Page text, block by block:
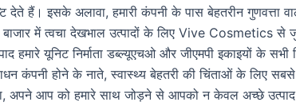
हैं। इसके अलावा, हमारी कंपनी के पास बेहतरीन गुणवत्ता
में त्वचा देखभाल उत्पादों के लिए Vive Cosmetics से
यूनिट निर्माता डब्ल्यूएचओ और जीएमपी इकाइयों के सभी
कंपनी होने के नाते, स्वास्थ्य बेहतरी की चिंताओं के लिए सबसे
अपने आप को हमारे साथ जोड़ने से आपको न केवल अच्छे